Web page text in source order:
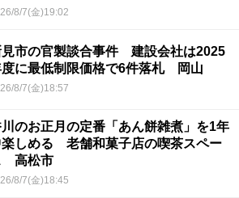
8/7(金)19:02
見市の官製談合事件 建設会社は2025
に最低制限価格で6件落札 岡山
8/7(金)18:57
のお正月の定番「あん餅雑煮」を1年
しめる 老舗和菓子店の喫茶スペー
高松市
8/7(金)18:45